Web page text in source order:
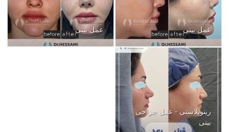
عمل بینی عمل بینی
رینوپلاستی - عمل جراحی
بینی